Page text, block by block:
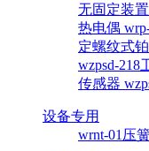
无固定装
热电偶
定螺纹式
wzpsd-218
传感器
设备专用
wrnt-01压